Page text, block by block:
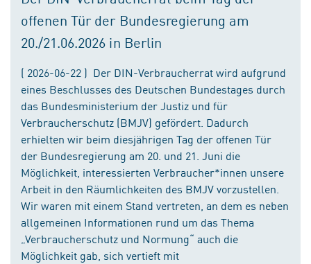
offenen Tür der Bundesregierung am
20./21.06.2026 in Berlin
( 2026-06-22 ) Der DIN-Verbraucherrat wird aufgrund
eines Beschlusses des Deutschen Bundestages durch
das Bundesministerium der Justiz und für
Verbraucherschutz (BMJV) gefördert. Dadurch
erhielten wir beim diesjährigen Tag der offenen Tür
der Bundesregierung am 20. und 21. Juni die
Möglichkeit, interessierten Verbraucher*innen unsere
Arbeit in den Räumlichkeiten des BMJV vorzustellen.
Wir waren mit einem Stand vertreten, an dem es neben
allgemeinen Informationen rund um das Thema
„Verbraucherschutz und Normung“ auch die
Möglichkeit gab, sich vertieft mit